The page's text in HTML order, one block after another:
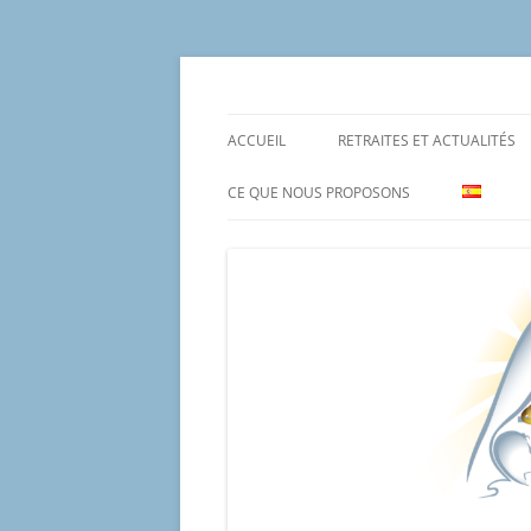
Aller
ACCUEIL RETRAITES ET ACTUALITÉS
CE QUE NOUS PROPOSONS